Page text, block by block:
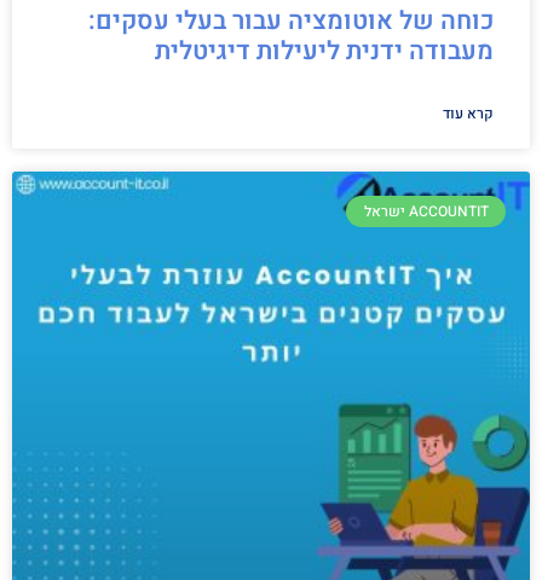
כוחה של אוטומציה עבור בעלי עסקים:
מעבודה ידנית ליעילות דיגיטלית
קרא עוד
ACCOUNTIT ישראל